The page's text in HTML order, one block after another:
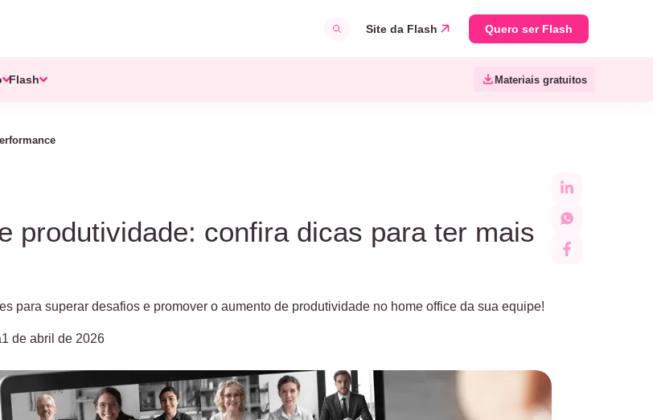
Site da Flash Quero ser Flash
Flash Materiais gratuitos
produtividade: confira dicas para ter mais
para superar desafios e promover o aumento de produtividade no home office da sua equipe!
1 de abril de 2026